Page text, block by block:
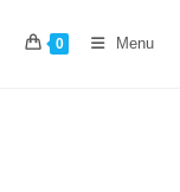
0 Menu